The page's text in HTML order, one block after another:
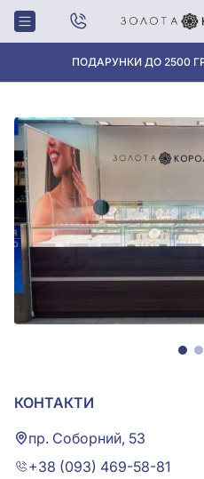
ПОДАРУНКИ ДО 2500
Головна Магазини ТЦ
ЗАПОРІЖЖЯ,
КОНТАКТИ
пр. Соборний, 53
+38 (093) 469-58-81